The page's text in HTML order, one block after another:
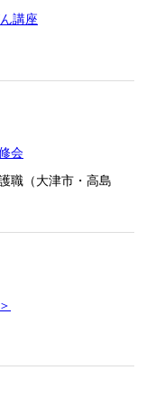
講座
会
職（大津市・高島